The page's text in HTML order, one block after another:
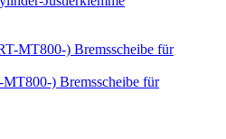
) Bremsscheibe für